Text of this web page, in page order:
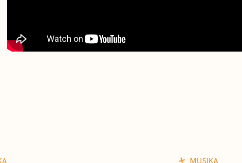
MUSIKA